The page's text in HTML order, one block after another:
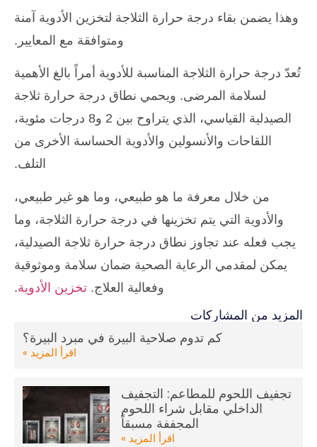
وهذا يضمن بقاء درجة حرارة الثلاجة لتخزين الأدوية آمنة
ومتوافقة مع المعايير.
تُعدّ درجة حرارة الثلاجة المناسبة للأدوية أمراً بالغ الأهمية
لسلامة المرضى. ويحمي نطاق درجة حرارة ثلاجة
الصيدلية القياسي، الذي يتراوح بين 2 و8 درجات مئوية،
اللقاحات والأنسولين والأدوية الحساسة الأخرى من
التلف.
من خلال معرفة ما هو طبيعي، وما هو غير طبيعي،
والأدوية التي يتم تخزينها في درجة حرارة الثلاجة، وما
يجب فعله عند تجاوز نطاق درجة حرارة ثلاجة الصيدلية،
يمكن لمقدمي الرعاية الصحية ضمان سلامة وموثوقية
وفعالية العلاج. تخزين الأدوية.
المزيد من المشاركات
كم تدوم صلاحية البيرة في مبرد البيرة؟
اقرأ المزيد »
تجفيف اللحوم للمطاعم: التجفيف
الداخلي مقابل شراء اللحوم
المجففة مسبقاً
اقرأ المزيد »